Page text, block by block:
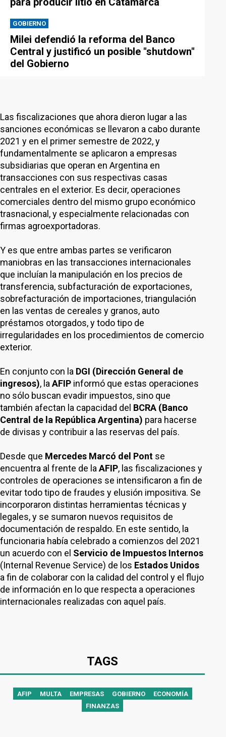
GOBIERNO
Milei defendió la reforma del Banco
Central y justificó un posible "shutdown"
del Gobierno
Las fiscalizaciones que ahora dieron lugar a las
sanciones económicas se llevaron a cabo durante
2021 y en el primer semestre de 2022, y
fundamentalmente se aplicaron a empresas
subsidiarias que operan en Argentina en
transacciones con sus respectivas casas
centrales en el exterior. Es decir, operaciones
comerciales dentro del mismo grupo económico
trasnacional, y especialmente relacionadas con
firmas agroexportadoras.
Y es que entre ambas partes se verificaron
maniobras en las transacciones internacionales
que incluían la manipulación en los precios de
transferencia, subfacturación de exportaciones,
sobrefacturación de importaciones, triangulación
en las ventas de cereales y granos, auto
préstamos otorgados, y todo tipo de
irregularidades en los procedimientos de comercio
exterior.
En conjunto con la DGI (Dirección General de
ingresos), la AFIP informó que estas operaciones
no sólo buscan evadir impuestos, sino que
también afectan la capacidad del BCRA (Banco
Central de la República Argentina) para hacerse
de divisas y contribuir a las reservas del país.
Desde que Mercedes Marcó del Pont se
encuentra al frente de la AFIP, las fiscalizaciones y
controles de operaciones se intensificaron a fin de
evitar todo tipo de fraudes y elusión impositiva. Se
incorporaron distintas herramientas técnicas y
legales, y se sumaron nuevos requisitos de
documentación de respaldo. En este sentido, la
funcionaria había celebrado a comienzos del 2021
un acuerdo con el Servicio de Impuestos Internos
(Internal Revenue Service) de los Estados Unidos
a fin de colaborar con la calidad del control y el flujo
de información en lo que respecta a operaciones
internacionales realizadas con aquel país.
TAGS
AFIP MULTA EMPRESAS GOBIERNO
ECONOMÍA
FINANZAS